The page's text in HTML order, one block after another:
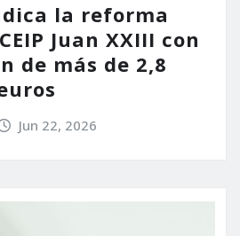
la reforma
Juan XXIII con
de más de 2,8
Jun 22, 2026